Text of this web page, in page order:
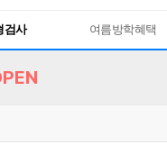
검사
여름방학혜택